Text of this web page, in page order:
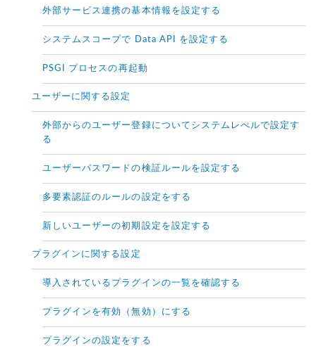
外部サービス連携の基本情報を設定する
システムスコープで Data API を設定する
PSGI プロセスの再起動
ユーザーに関する設定
外部からのユーザー登録についてシステムレべルで設定す
る
ユーザーパスワードの検証ルールを設定する
多要素認証のルールの設定をする
新しいユーザーの初期設定を設定する
プラグインに関する設定
導入されているプラグインの一覧を確認する
プラグインを有効（無効）にする
プラグインの設定をする